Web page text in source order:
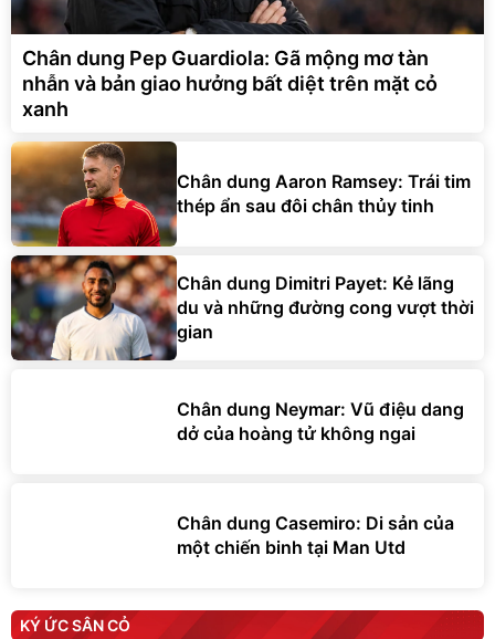
Chân dung Pep Guardiola: Gã mộng mơ tàn
nhẫn và bản giao hưởng bất diệt trên mặt cỏ
xanh
Chân dung Aaron Ramsey: Trái tim
thép ẩn sau đôi chân thủy tinh
Chân dung Dimitri Payet: Kẻ lãng
du và những đường cong vượt thời
gian
Chân dung Neymar: Vũ điệu dang
dở của hoàng tử không ngai
Chân dung Casemiro: Di sản của
một chiến binh tại Man Utd
KÝ ỨC SÂN CỎ